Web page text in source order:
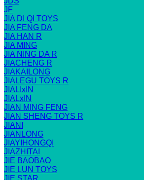
JF
JIA DI QI TOYS
JIA FENG DA
JIA HAN R
JIA MING
JIA NING DA R
JIACHENG R
JIAKAILONG
JIALEGU TOYS R
JIALIxIN
JIALxIN
JIAN MING FENG
JIAN SHENG TOYS R
JIANI
JIANLONG
JIAYIHONGQI
JIAZHITAI
JIE BAOBAO
JIE LUN TOYS
JIE STAR